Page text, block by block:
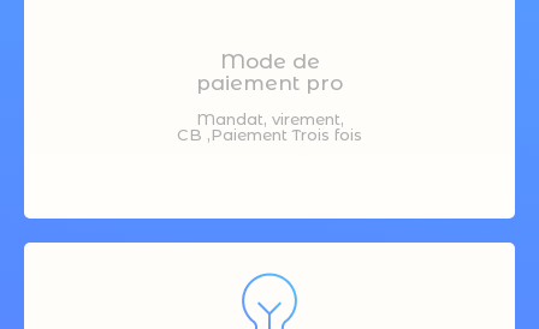
Mode de
paiement pro
Mandat, virement,
CB ,Paiement Trois fois